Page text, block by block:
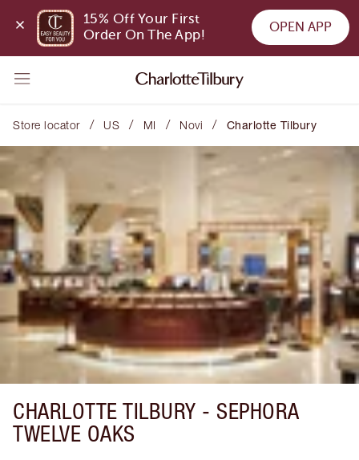
15% Off Your First
Order On The App!
OPEN APP
Store locator / US / MI / Novi / Charlotte Tilbury
CHARLOTTE TILBURY - SEPHORA
TWELVE OAKS